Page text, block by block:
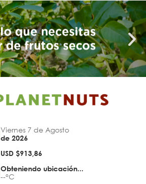
Viernes 7 de Agosto
de 2026
USD $913,86
Obteniendo ubicación...
--°C